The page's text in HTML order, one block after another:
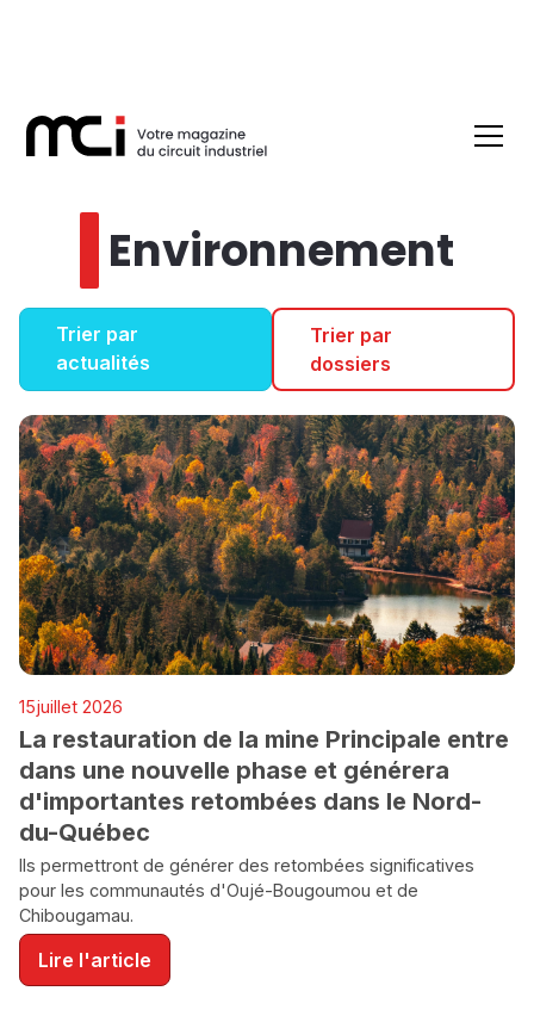
Environnement
Trier par
actualités
Trier par
dossiers
ENVIRONNEMENT
15juillet 2026
La restauration de la mine Principale entre
dans une nouvelle phase et générera
d'importantes retombées dans le Nord-
du-Québec
Ils permettront de générer des retombées significatives
pour les communautés d'Oujé-Bougoumou et de
Chibougamau.
Lire l'article